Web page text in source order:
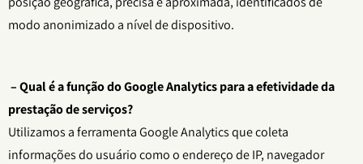
modo anonimizado a nível de dispositivo.
– Qual é a função do Google Analytics para a efetividade da
prestação de serviços?
Utilizamos a ferramenta Google Analytics que coleta
informações do usuário como o endereço de IP, navegador